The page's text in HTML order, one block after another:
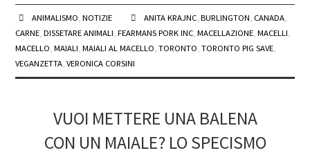
ANIMALISMO, NOTIZIE ANITA KRAJNC, BURLINGTON, CANADA,
CARNE,DISSETARE ANIMALI,FEARMANS PORK INC,MACELLAZIONE,MACELLI,
MACELLO,MAIALI,MAIALI AL MACELLO,TORONTO,TORONTO PIG SAVE,
VEGANZETTA,VERONICA CORSINI
VUOI METTERE UNA BALENA
CON UN MAIALE? LO SPECISMO